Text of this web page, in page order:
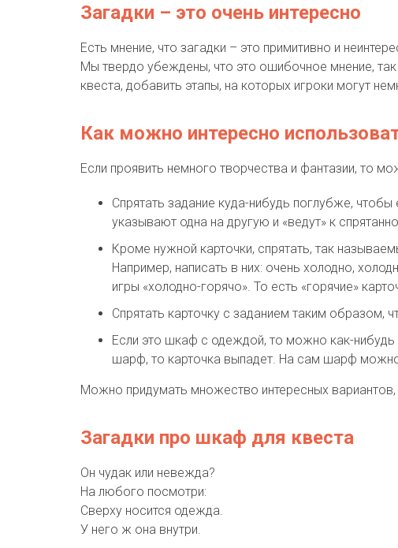
Загадки – это очень интересно
Есть мнение, что загадки – это примитивно и
Мы твердо убеждены, что это ошибочное мнение, так
квеста, добавить этапы, на которых игроки могут
Как можно интересно
Если проявить немного творчества и фантазии, то
Спрятать задание куда-нибудь поглубже,
указывают одна на другую и «ведут» к
Кроме нужной карточки, спрятать, так
Например, написать в них: очень холодно,
игры «холодно-горячо». То есть «горячие»
Спрятать карточку с заданием таким образом,
Если это шкаф с одеждой, то можно как-нибудь
шарф, то карточка выпадет. На сам шарф можно,
Можно придумать множество интересных
Загадки про шкаф для квеста
Он чудак или невежда?
На любого посмотри:
Сверху носится одежда.
У него ж она внутри.